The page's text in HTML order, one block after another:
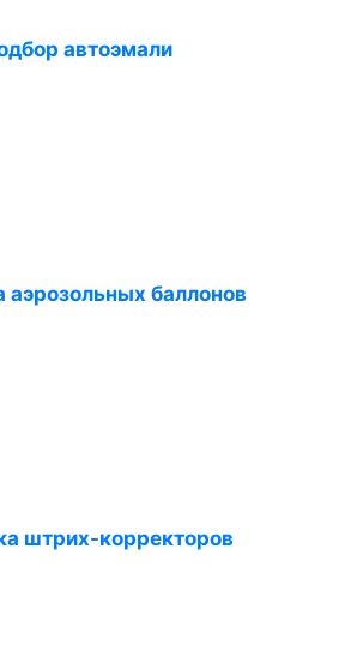
автоэмали
аэрозольных баллонов
штрих-корректоров